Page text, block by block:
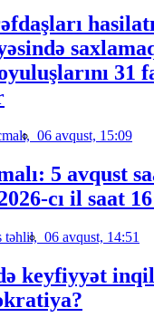
31
06 avqust, 15:09
5 avqust
cı il saat
təhlil, 06 avqust, 14:51
keyfiyyət